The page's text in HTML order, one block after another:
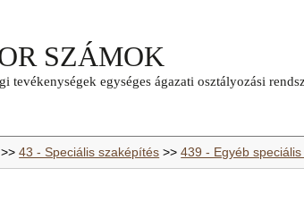
>>43 - Speciális szaképítés >>439 - Egyéb